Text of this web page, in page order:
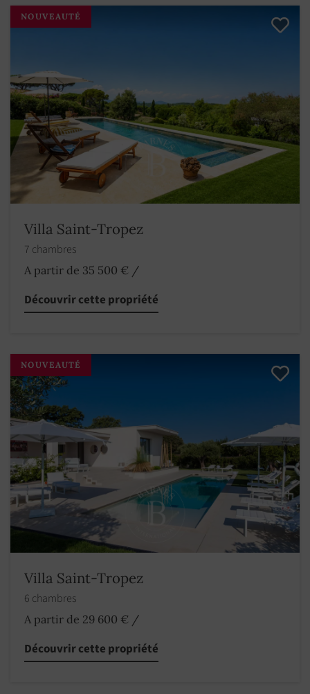
NOUVEAUTÉ
Villa Saint-Tropez
7 chambres
A partir de 35 500 € /
Découvrir cette propriété
NOUVEAUTÉ
Villa Saint-Tropez
6 chambres
A partir de 29 600 € /
Découvrir cette propriété